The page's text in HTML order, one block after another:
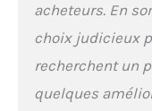
acheteurs. En
choix judicieux
recherchent un
quelques